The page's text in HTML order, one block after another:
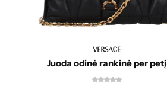
Juoda odinė rankinė per petį